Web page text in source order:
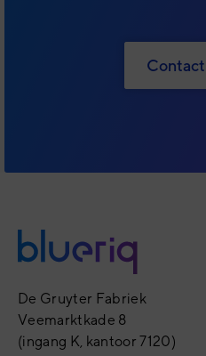
Contact
De Gruyter Fabriek
Veemarktkade 8
(ingang K, kantoor 7120)